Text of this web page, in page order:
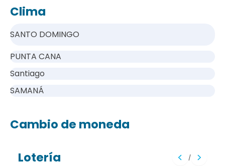
Clima
SANTO DOMINGO
PUNTA CANA
Santiago
SAMANÁ
Cambio de moneda
Lotería /